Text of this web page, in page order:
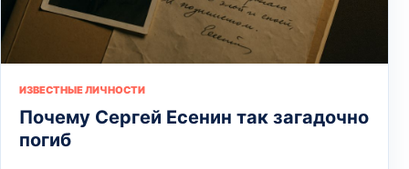
ИЗВЕСТНЫЕ ЛИЧНОСТИ
Почему Сергей Есенин так загадочно
погиб